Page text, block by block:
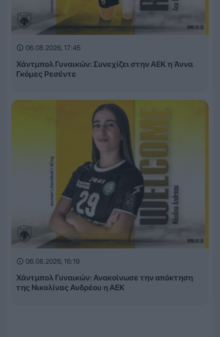
06.08.2026, 17:45
Χάντμπολ Γυναικών: Συνεχίζει στην ΑΕΚ η Άννα
Γκόμες Ρεσέντε
06.08.2026, 16:19
Χάντμπολ Γυναικών: Ανακοίνωσε την απόκτηση
της Νικολίνας Ανδρέου η ΑΕΚ